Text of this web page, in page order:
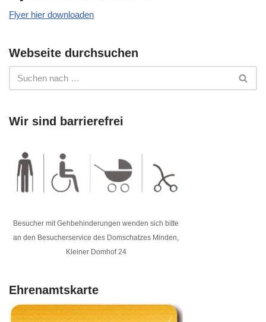
Flyer hier downloaden
Webseite durchsuchen
Wir sind barrierefrei
Besucher mit Gehbehinderungen wenden sich bitte
an den Besucherservice des Domschatzes Minden,
Kleiner Domhof 24
Ehrenamtskarte